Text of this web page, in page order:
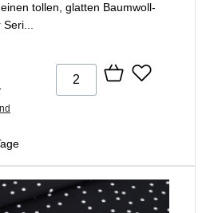
tollen, glatten Baumwoll-
Seri...